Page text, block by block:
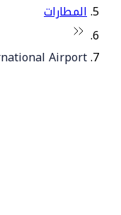
المطارات
Airport